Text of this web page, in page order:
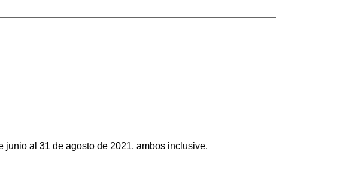
al 31 de agosto de 2021, ambos inclusive.